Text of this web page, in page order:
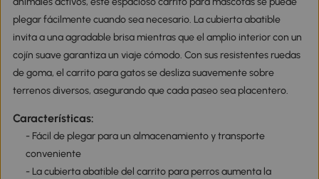
plegar fácilmente cuando sea necesario. La cubierta abatible
invita a una agradable brisa mientras que el amplio interior con un
cojín suave garantiza un viaje cómodo. Con sus resistentes ruedas
de goma, el carrito para gatos se desliza suavemente sobre
terrenos diversos, asegurando que cada paseo sea placentero.
Características:
- Fácil de plegar para un almacenamiento y transporte
conveniente
- La cubierta abatible del carrito para perros aumenta la